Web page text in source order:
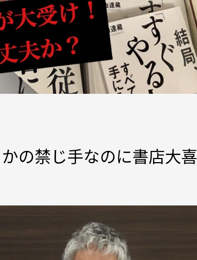
の禁じ手なのに書店大喜